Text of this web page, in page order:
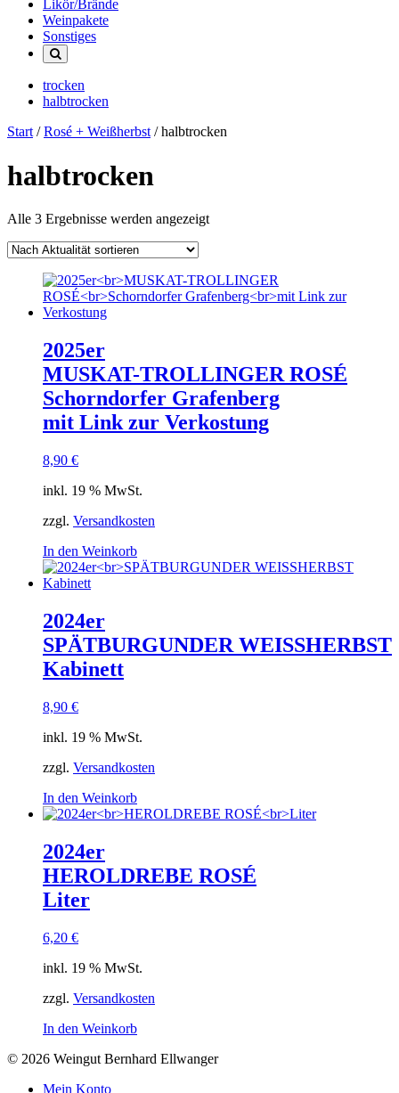
Likör/Brände
Weinpakete
Sonstiges
trocken
halbtrocken
Start /Rosé + Weißherbst / halbtrocken
halbtrocken
Alle 3 Ergebnisse werden angezeigtNach
2025er
MUSKAT-TROLLINGER ROSÉ
Schorndorfer Grafenberg
mit Link zur Verkostung
8,90 €
inkl. 19 % MwSt.
zzgl. Versandkosten
In den Weinkorb
2024er
SPÄTBURGUNDER WEISSHERBST
Kabinett
8,90 €
inkl. 19 % MwSt.
zzgl. Versandkosten
In den Weinkorb
2024er
HEROLDREBE ROSÉ
Liter
6,20 €
inkl. 19 % MwSt.
zzgl. Versandkosten
In den Weinkorb
© 2026 Weingut Bernhard Ellwanger
Mein Konto